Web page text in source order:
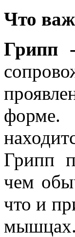
Что
Грипп
форме.
Грипп
чем
что и
мышцах.